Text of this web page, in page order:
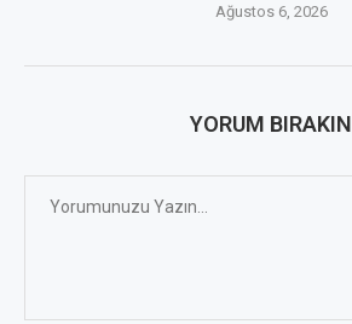
Ağustos 6, 2026
YORUM BIRAKIN